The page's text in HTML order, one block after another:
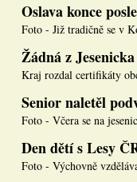
Oslava konce
Foto - Již tradičně se v
Žádná z Jesenicka
Kraj rozdal certifikáty
Senior naletěl
Foto - Včera se na
Den dětí s Lesy
Foto - Výchovně